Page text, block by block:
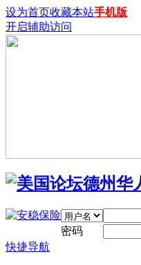
设为首页收藏本站手机版
开启辅助访问
密码
快捷导航